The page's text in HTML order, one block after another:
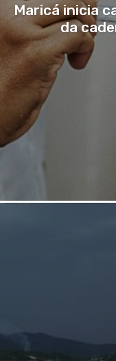
Maricá inicia
da